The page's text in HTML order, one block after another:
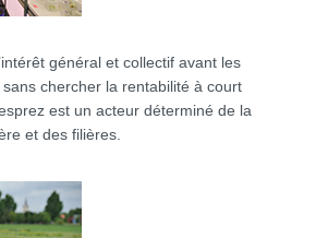
général et collectif avant les
chercher la rentabilité à court
est un acteur déterminé de la
et des filières.